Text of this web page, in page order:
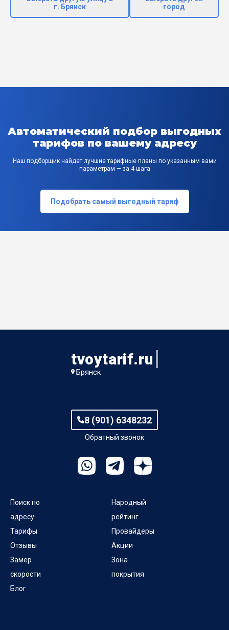
г. Брянск
город
Автоматический подбор выгодных
тарифов по вашему адресу
Наш подборщик найдет лучшие тарифные планы по указанным вами
параметрам — за 4 шага
Подобрать самый выгодный тариф
tvoytarif.ru
Брянск
8 (901) 6348232
Обратный звонок
Поиск по
адресу
Тарифы
Отзывы
Замер
скорости
Блог
Народный
рейтинг
Провайдеры
Акции
Зона
покрытия